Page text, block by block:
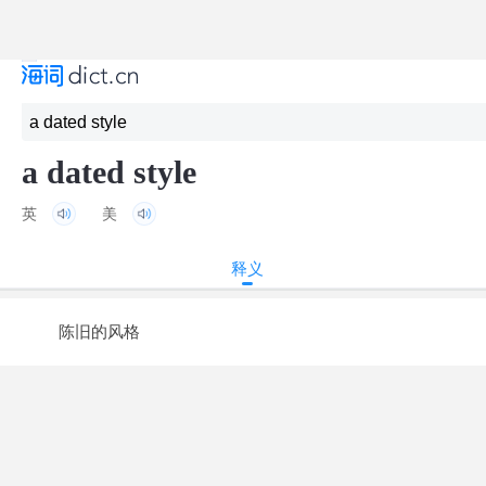
a dated style
英 美
释义
陈旧的风格